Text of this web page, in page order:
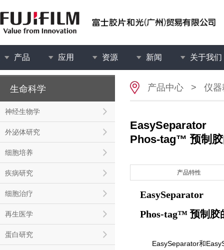
产品 应用 资源 新闻 关于我们
生命科学
神经生物学
外泌体研究
细胞培养
疾病研究
细胞治疗
再生医学
蛋白研究
产品中心 > 仪器
EasySeparator
Phos-tag™ 预制胶
产品特性
EasySeparator
Phos-tag™ 预制胶
EasySeparator和